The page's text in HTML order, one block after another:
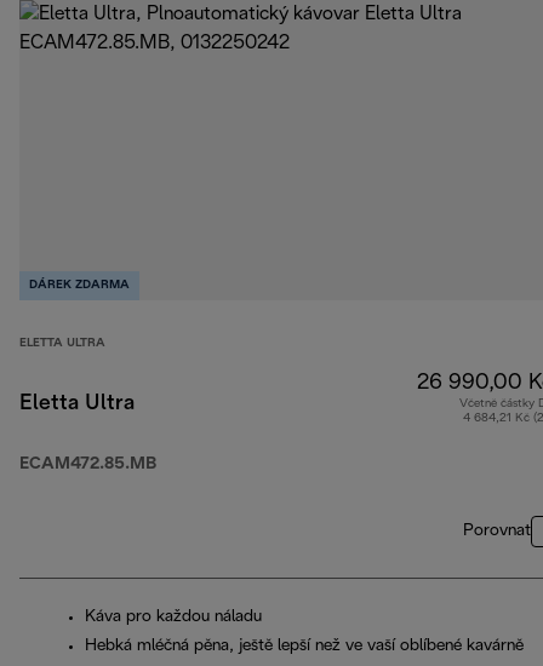
DÁREK ZDARMA
ELETTA ULTRA
Eletta Ultra
ECAM472.85.MB
26 990,00
Včetně částky
4 684,21 Kč
Porovnat
Káva pro každou náladu
Hebká mléčná pěna, ještě lepší než ve vaší oblíbené kavárně